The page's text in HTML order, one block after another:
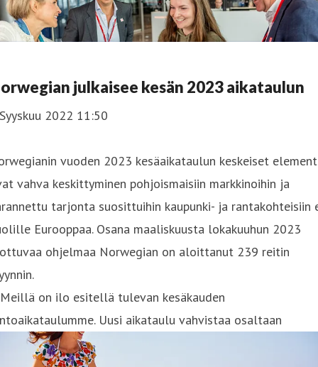
julkaisee kesän 2023 aikataulun
2022 11:50
vuoden 2023 kesäaikataulun keskeiset
vahva keskittyminen pohjoismaisiin markkinoihin ja
tarjonta suosittuihin kaupunki- ja rantakohteisiin
Eurooppaa. Osana maaliskuusta lokakuuhun 2023
ohjelmaa Norwegian on aloittanut 239 reitin
on ilo esitellä tulevan kesäkauden
Uusi aikataulu vahvistaa osaltaan